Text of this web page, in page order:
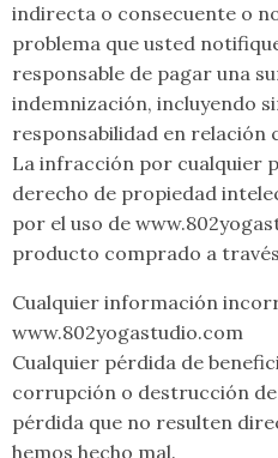
indirecta o consecuente o
problema que usted
responsable de pagar una
indemnización, incluyendo
responsabilidad en relación
La infracción por cualquier
derecho de propiedad
por el uso de
producto comprado a
Cualquier información
www.802yogastudio.com
Cualquier pérdida de
corrupción o destrucción
pérdida que no resulten
hemos hecho mal.